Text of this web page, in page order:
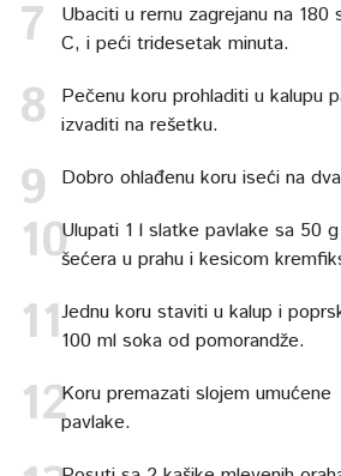
Ubaciti u rernu zagrejanu na 180
C, i peći tridesetak minuta.
Pečenu koru prohladiti u kalupu
izvaditi na rešetku.
Dobro ohlađenu koru iseći na
Ulupati 1 l slatke pavlake sa 50 g
šećera u prahu i kesicom
Jednu koru staviti u kalup i
100 ml soka od pomorandže.
Koru premazati slojem umućene
pavlake.